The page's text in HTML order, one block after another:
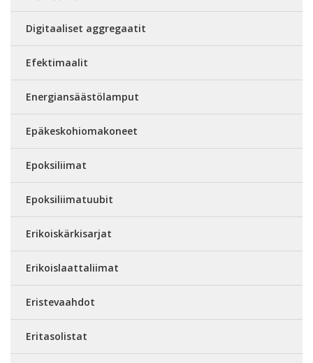
Digitaaliset aggregaatit
Efektimaalit
Energiansäästölamput
Epäkeskohiomakoneet
Epoksiliimat
Epoksiliimatuubit
Erikoiskärkisarjat
Erikoislaattaliimat
Eristevaahdot
Eritasolistat